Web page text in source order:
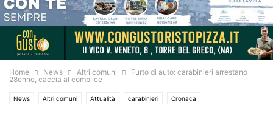
Home News Altri comuni
Furto di auto: carabinieri arrestano
28enne, caccia al complice
News Altri comuni Attualità carabinieri Cronaca